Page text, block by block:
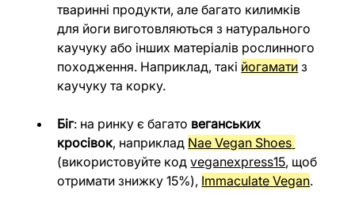
тваринні продукти, але багато килимків
для йоги виготовляються з натурального
каучуку або інших матеріалів рослинного
походження. Наприклад, такі йогамати з
каучуку та корку.
Біг: на ринку є багато веганських
кросівок, наприклад Nae Vegan Shoes
(використовуйте код veganexpress15, щоб
отримати знижку 15%), Immaculate Vegan.